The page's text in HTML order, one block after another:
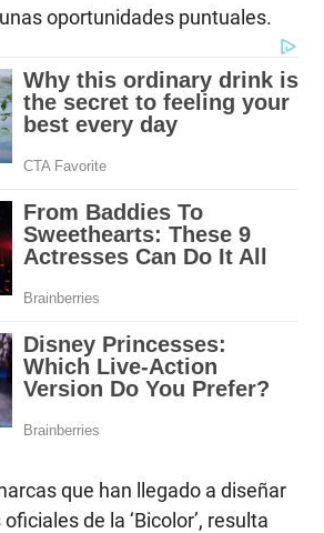
oportunidades puntuales.
que han llegado a diseñar
de la ‘Bicolor’, resulta